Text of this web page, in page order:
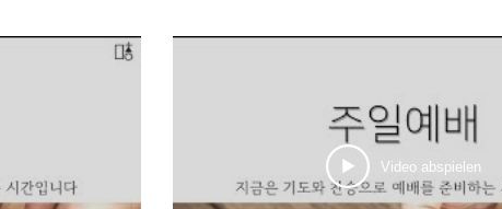
Video abspielen